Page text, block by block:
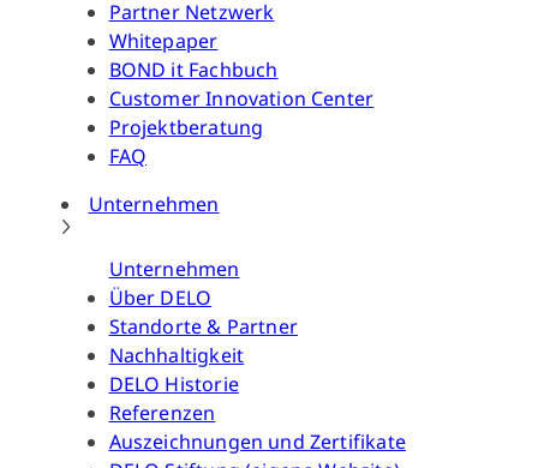
Partner Netzwerk
Whitepaper
BOND it Fachbuch
Customer Innovation Center
Projektberatung
FAQ
Unternehmen
Unternehmen
Über DELO
Standorte & Partner
Nachhaltigkeit
DELO Historie
Referenzen
Auszeichnungen und Zertifikate